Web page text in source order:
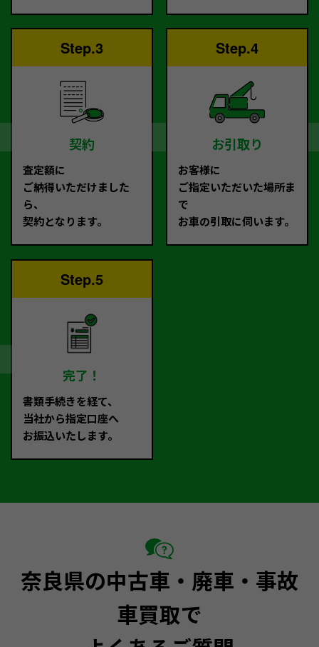
Step.3
契約
査定額に
ご納得いただけました
ら、
契約となります。
Step.4
お引取り
お客様に
ご指定いただいた場所ま
で
お車の引取に伺います。
Step.5
完了！
書類手続きを経て、
当社から指定口座へ
お振込いたします。
奈良県の中古車・廃車・事故
車買取で